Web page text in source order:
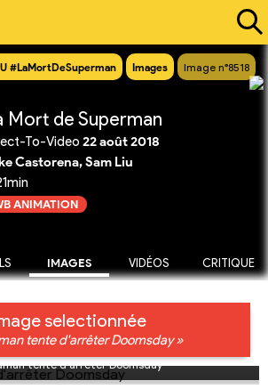
#LaMortDeSuperman Images Image n°8518
Mort de Superman
To-Video 22 août 2018
Castorena, Sam Liu
ANIMATION
IMAGES VIDÉOS CRITIQUE
selectionnée
tente d'arrêter Doomsday »
tente d'arrêter Doomsday